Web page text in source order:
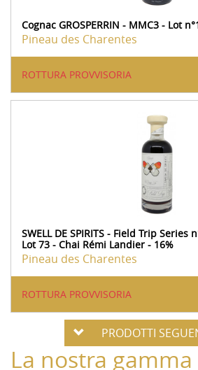
Cognac GROSPERRIN - MMC3 - Lot
Pineau des Charentes
ROTTURA PROVVISORIA
SWELL DE SPIRITS - Field Trip Series
Lot 73 - Chai Rémi Landier - 16%
Pineau des Charentes
ROTTURA PROVVISORIA
PRODOTTI
La nostra